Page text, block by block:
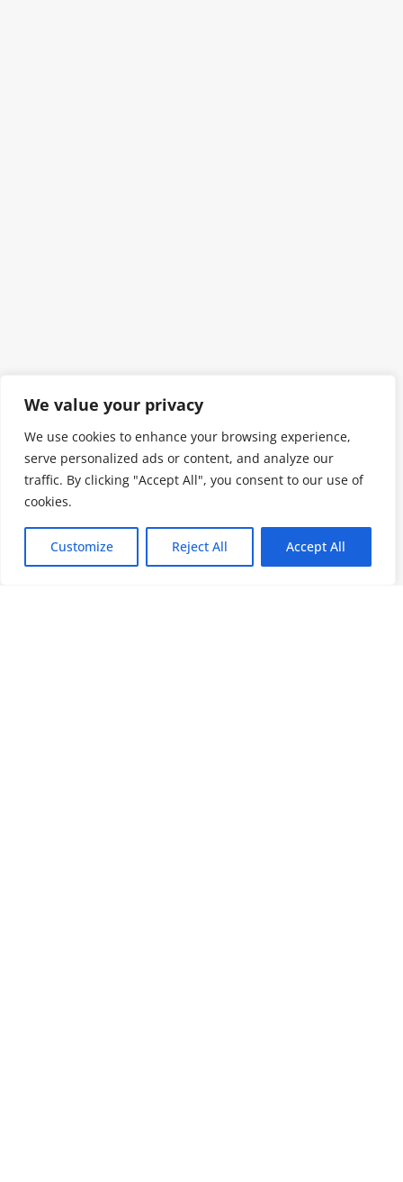
We value your privacy
We use cookies to enhance your browsing experience,
serve personalized ads or content, and analyze our
traffic. By clicking "Accept All", you consent to our use of
cookies.
Customize Reject All Accept All